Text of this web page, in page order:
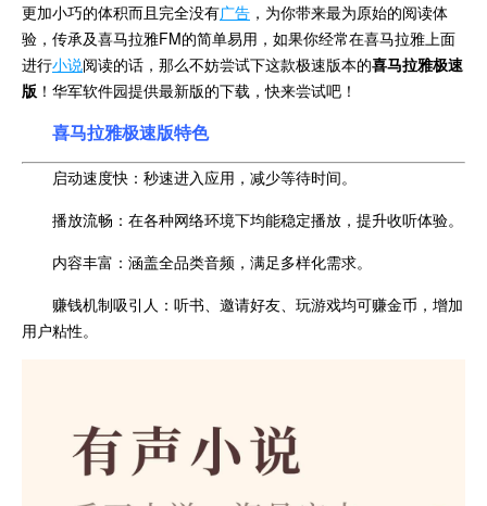
更加小巧的体积而且完全没有广告 ，为你带来最为原始的阅读体
验，传承及喜马拉雅FM的简单易用，如果你经常在喜马拉雅上面
进行小说阅读的话，那么不妨尝试下这款极速版本的喜马拉雅极速
版 ！华军软件园提供最新版的下载，快来尝试吧！
喜马拉雅极速版特色
启动速度快：秒速进入应用，减少等待时间。
播放流畅：在各种网络环境下均能稳定播放，提升收听体验。
内容丰富：涵盖全品类音频，满足多样化需求。
赚钱机制吸引人：听书、邀请好友、玩游戏均可赚金币，增加
用户粘性。